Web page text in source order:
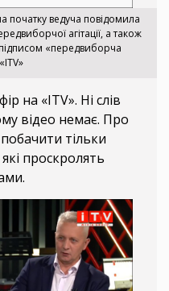
ведуча повідомила
агітації, а також
«передвиборча
на «ITV». Ні слів
відео немає. Про
тільки
проскролять